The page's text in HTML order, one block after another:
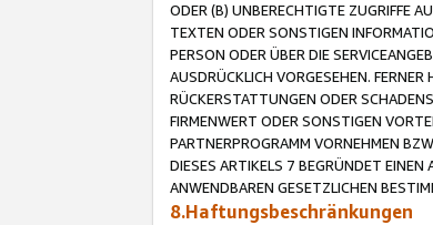
ODER (B) UNBERECHTIGTE ZUGRIFFE
TEXTEN ODER SONSTIGEN
PERSON ODER ÜBER DIE
AUSDRÜCKLICH VORGESEHEN.
RÜCKERSTATTUNGEN ODER
FIRMENWERT ODER SONSTIGEN
PARTNERPROGRAMM VORNEHMEN
DIESES ARTIKELS 7 BEGRÜNDET
ANWENDBAREN GESETZLICHEN
8.Haftungsbeschränkungen